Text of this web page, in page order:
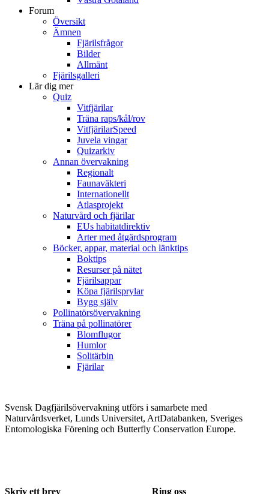
Forum
Översikt
Ämnen
Fjärilsfrågor
Bilder
Allmänt
Fjärilsgalleri
Lär dig mer
Quiz
Vitfjärilar
Träna raps/kål/rov
VitfjärilarSpeed
Juvela vingar
Quizarkiv
Annan övervakning
Regionalt
Faunaväkteri
Internationellt
Atlasprojekt
Naturvård och fjärilar
EUs habitatdirektiv
Arter med åtgärdsprogram
Böcker, appar, material och länktips
Boktips
Resurser på nätet
Fjärilsappar
Köpa fjärilsprylar
Bygg själv
Pollinatörsövervakning
Träna på pollinatörer
Blomflugor
Humlor
Solitärbin
Fjärilar
Svensk Dagfjärilsövervakning utförs i samarbete med
Naturvårdsverket, Lunds Universitet, ArtDatabanken, Sveriges
Entomologiska Förening och Butterfly Conservation Europe.
Skriv ett brev Ring oss